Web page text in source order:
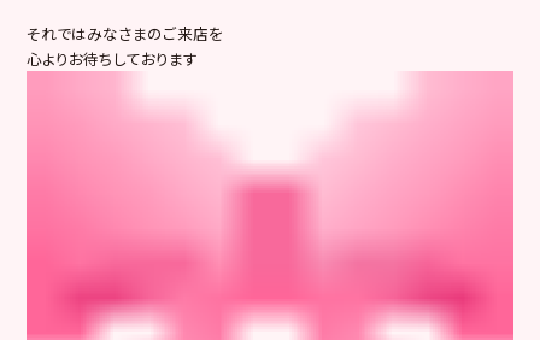
それではみなさまのご来店を
心よりお待ちしております